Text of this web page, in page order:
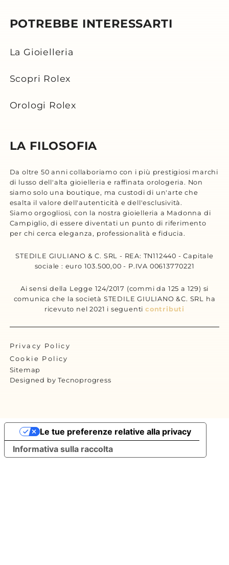
POTREBBE INTERESSARTI
La Gioielleria
Scopri Rolex
Orologi Rolex
LA FILOSOFIA
Da oltre 50 anni collaboriamo con i più prestigiosi marchi
di lusso dell'alta gioielleria e raffinata orologeria. Non
siamo solo una boutique, ma custodi di un'arte che
esalta il valore dell'autenticità e dell'esclusività.
Siamo orgogliosi, con la nostra gioielleria a Madonna di
Campiglio, di essere diventati un punto di riferimento
per chi cerca eleganza, professionalità e fiducia.
STEDILE GIULIANO & C. SRL - REA: TN112440 - Capitale
sociale : euro 103.500,00 - P.IVA 00613770221
Ai sensi della Legge 124/2017 (commi da 125 a 129) si
comunica che la società STEDILE GIULIANO &C. SRL ha
ricevuto nel 2021 i seguenticontributi
Privacy Policy
Cookie Policy
Sitemap
Designed by Tecnoprogress
Informativa sulla raccolta
Le tue preferenze relative alla privacy